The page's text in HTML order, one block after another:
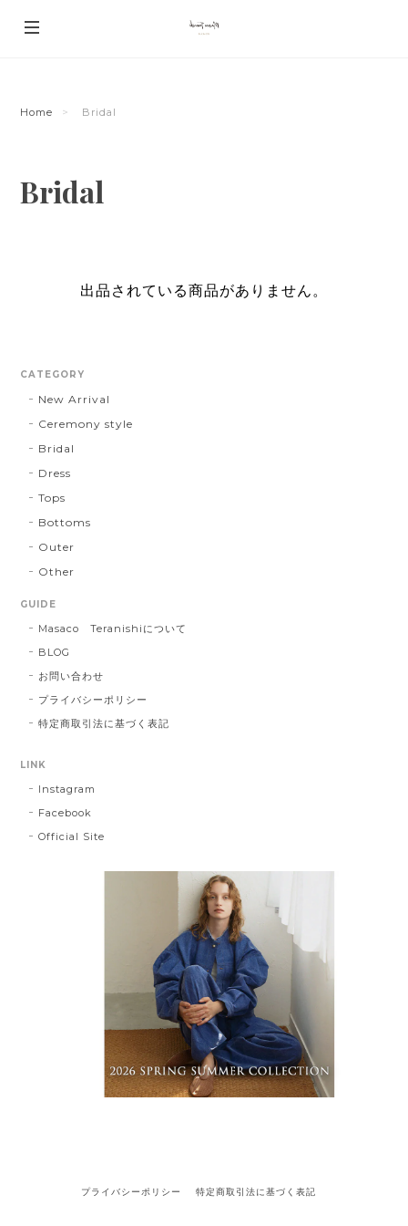
Home Bridal
Bridal
出品されている商品がありません。
CATEGORY
New Arrival
Ceremony style
Bridal
Dress
Tops
Bottoms
Outer
Other
GUIDE
Masaco Teranishiについて
BLOG
お問い合わせ
プライバシーポリシー
特定商取引法に基づく表記
LINK
Instagram
Facebook
Official Site
プライバシーポリシー 特定商取引法に基づく表記